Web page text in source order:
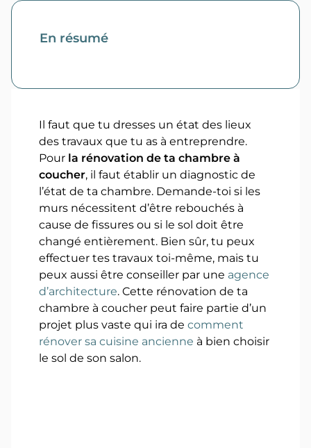
En résumé
Il faut que tu dresses un état des lieux
des travaux que tu as à entreprendre.
Pour la rénovation de ta chambre à
coucher, il faut établir un diagnostic de
l’état de ta chambre. Demande-toi si les
murs nécessitent d’être rebouchés à
cause de fissures ou si le sol doit être
changé entièrement. Bien sûr, tu peux
effectuer tes travaux toi-même, mais tu
peux aussi être conseiller par une agence
d’architecture. Cette rénovation de ta
chambre à coucher peut faire partie d’un
projet plus vaste qui ira decomment
rénover sa cuisine ancienne à bien choisir
le sol de son salon.